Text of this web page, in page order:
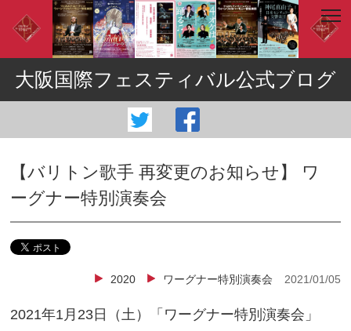
大阪国際フェスティバル公式ブログ
【バリトン歌手 再変更のお知らせ】 ワ
ーグナー特別演奏会
2020 ワーグナー特別演奏会 2021/01/05
2021年1月23日（土）「ワーグナー特別演奏会」